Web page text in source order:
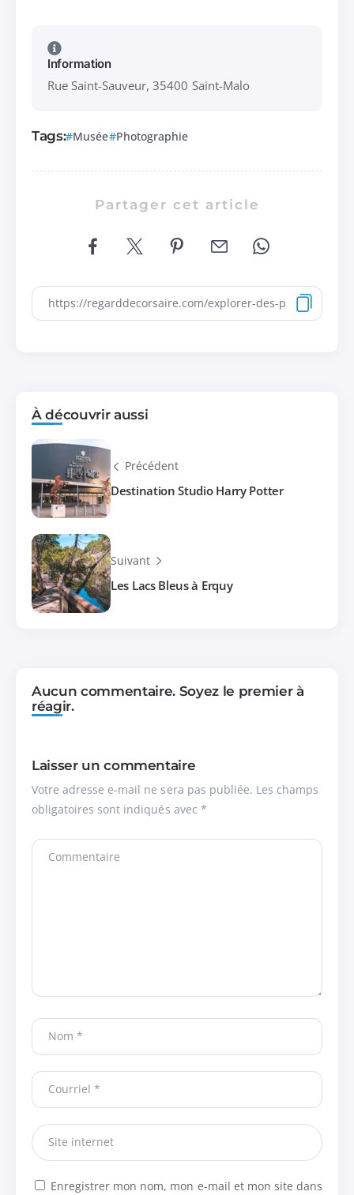
Information
Rue Saint-Sauveur, 35400 Saint-Malo
Tags: Musée Photographie
Partager cet article
À découvrir aussi
Précédent
Destination Studio Harry Potter
Suivant
Les Lacs Bleus à Erquy
Aucun commentaire. Soyez le premier à
réagir.
Laisser un commentaire
Votre adresse e-mail ne sera pas publiée. Les champs
obligatoires sont indiqués avec *
Enregistrer mon nom, mon e-mail et mon site dans